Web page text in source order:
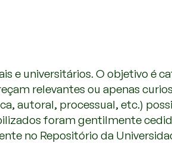
e universitários. O objetivo é
relevantes ou apenas
autoral, processual, etc.)
foram gentilmente
no Repositório da